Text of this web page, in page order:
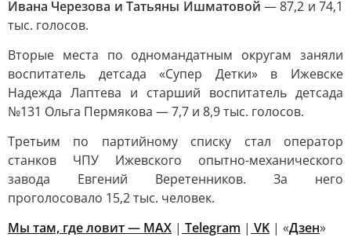
Ивана Черезова и Татьяны Ишматовой — 87,2 и 74,1
тыс. голосов.
Вторые места по одномандатным округам заняли
воспитатель детсада «Супер Детки» в Ижевске
Надежда Лаптева и старший воспитатель детсада
№131 Ольга Пермякова — 7,7 и 8,9 тыс. голосов.
Третьим по партийному списку стал оператор
станков ЧПУ Ижевского опытно-механического
завода Евгений Веретенников. За него
проголосовало 15,2 тыс. человек.
Мы там, где ловит — MAX | Telegram | VK | «Дзен»